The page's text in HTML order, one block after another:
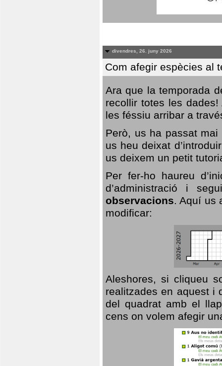
divendres, 26. juny 2026
Com afegir espècies al
Ara que la temporada
recollir totes les
les féssiu arribar a
Però, us ha passat
us heu deixat
us deixem un petit
Per fer-ho haureu
d’administració i
observacions. Aquí us
modificar:
Aleshores, si cliqueu
realitzades en aquest i
del quadrat amb el
cens on volem afegir